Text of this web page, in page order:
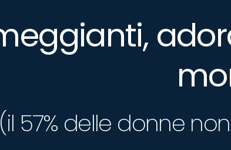
(il 57% delle donne